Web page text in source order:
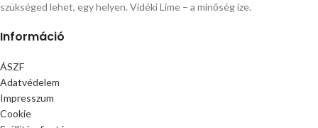
szükséged lehet, egy helyen. Vidéki Lime – a minőség íze.
Információ
ÁSZF
Adatvédelem
Impresszum
Cookie